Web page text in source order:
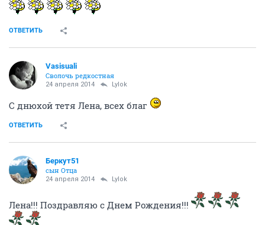
ОТВЕТИТЬ
Vasisuali
Сволочь редкостная
24 апреля 2014 Lylok
С днюхой тетя Лена, всех благ
ОТВЕТИТЬ
Беркут51
сын Отца
24 апреля 2014 Lylok
Лена!!! Поздравляю с Днем Рождения!!!